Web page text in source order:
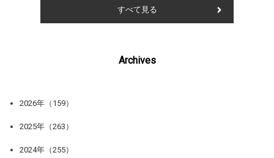
すべて見る
Archives
2026年（159）
2025年（263）
2024年（255）